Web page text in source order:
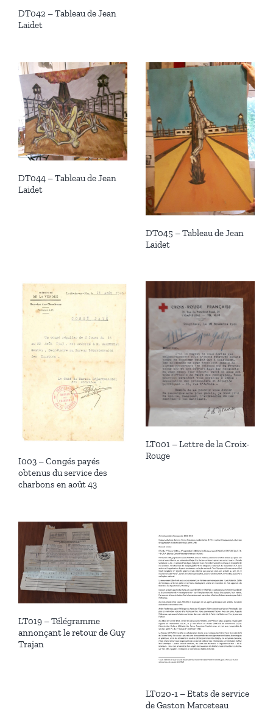
DT042 – Tableau de Jean
Laidet
DT044 – Tableau de Jean
Laidet
DT045 – Tableau de Jean
Laidet
I003 – Congés payés
obtenus du service des
charbons en août 43
LT001 – Lettre de la Croix-
Rouge
LT019 – Télégramme
annonçant le retour de Guy
Trajan
LT020-1 – Etats de service
de Gaston Marceteau